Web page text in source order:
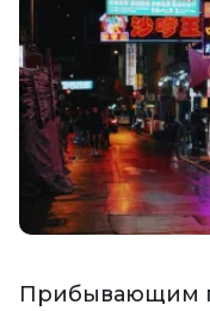
Прибывающим